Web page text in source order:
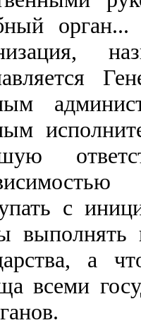
с
выполнять
а
всеми